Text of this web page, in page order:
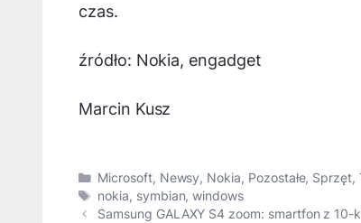
czas.
źródło: Nokia, engadget
Marcin Kusz
Kategorie
Microsoft, Newsy, Nokia, Pozostałe, Sprzęt,
Tagi
nokia, symbian,windows
Samsung GALAXY S4 zoom: smartfon z